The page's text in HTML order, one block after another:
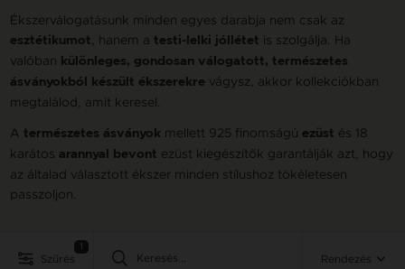
Ékszerválogatásunk minden egyes darabja nem csak az
esztétikumot , hanem a testi-lelki jóllétet is szolgálja. Ha
valóban különleges, gondosan válogatott, természetes
ásványokból készült ékszerekre vágysz, akkor kollekciókban
megtalálod, amit keresel.
A
természetes ásványok mellett 925 finomságú ezüst és 18
karátos arannyal bevont ezüst kiegészítők garantálják azt, hogy
az általad választott ékszer minden stílushoz tökéletesen
passzoljon.
Szűrés Rendezés